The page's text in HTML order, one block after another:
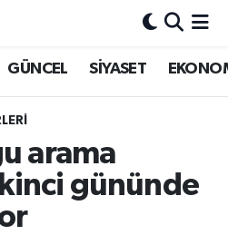
GÜNCEL SİYASET
arama
gününde
ve Fikstür